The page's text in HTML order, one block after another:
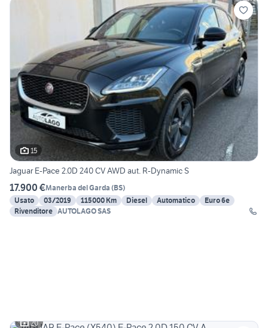
15
Jaguar E-Pace 2.0D 240 CV AWD aut. R-Dynamic S
17.900 €Manerba del Garda (BS)
Usato
03/2019 115000 Km Diesel Automatico
Euro 6e
Rivenditore AUTOLAGO SAS
20